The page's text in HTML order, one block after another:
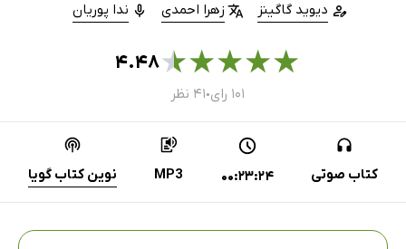
دیوید گاگینز زهرا احمدی ندا پوریان
★
★
★
★
★۴.۴۸
۱۰۱ رای ● ۴۱ نظر
کتاب صوتی 00:23:24
MP3 نوین کتاب گویا